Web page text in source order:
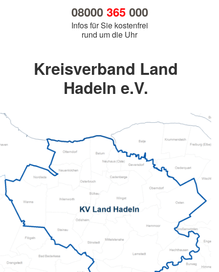
08000 365000
Infos für Sie kostenfrei
rund um die Uhr
Kreisverband Land
Hadeln e.V.